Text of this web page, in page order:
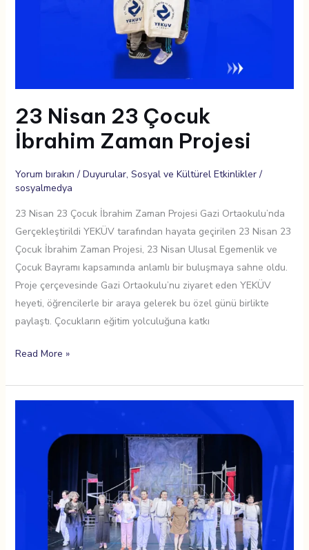
23 Nisan 23 Çocuk
İbrahim Zaman Projesi
Yorum bırakın / Duyurular, Sosyal ve Kültürel Etkinlikler/
sosyalmedya
23 Nisan 23 Çocuk İbrahim Zaman Projesi Gazi Ortaokulu’nda
Gerçekleştirildi YEKÜV tarafından hayata geçirilen 23 Nisan 23
Çocuk İbrahim Zaman Projesi, 23 Nisan Ulusal Egemenlik ve
Çocuk Bayramı kapsamında anlamlı bir buluşmaya sahne oldu.
Proje çerçevesinde Gazi Ortaokulu’nu ziyaret eden YEKÜV
heyeti, öğrencilerle bir araya gelerek bu özel günü birlikte
paylaştı. Çocukların eğitim yolculuğuna katkı
Read More »